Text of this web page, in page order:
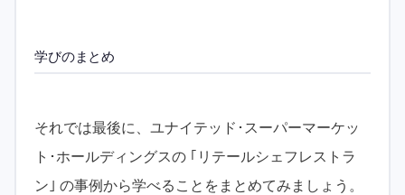
学びのまとめ
それでは最後に、ユナイテッド･スーパーマーケッ
ト･ホールディングスの ｢リテールシェフレストラ
ン｣ の事例から学べることをまとめてみましょう。